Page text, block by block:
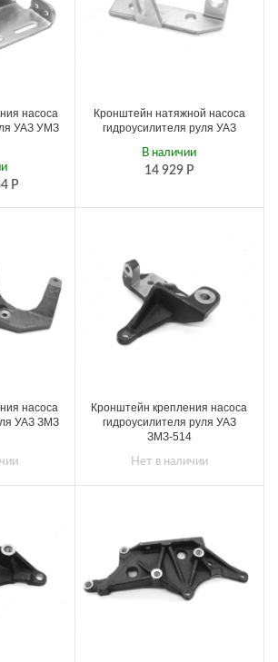
насоса
УАЗ УМЗ
Р
Кронштейн натяжной насоса
гидроусилителя руля УАЗ
14 929 Р
В наличии
насоса
УАЗ ЗМЗ
Кронштейн крепления насоса
гидроусилителя руля УАЗ
ЗМЗ-514
Нет в наличии